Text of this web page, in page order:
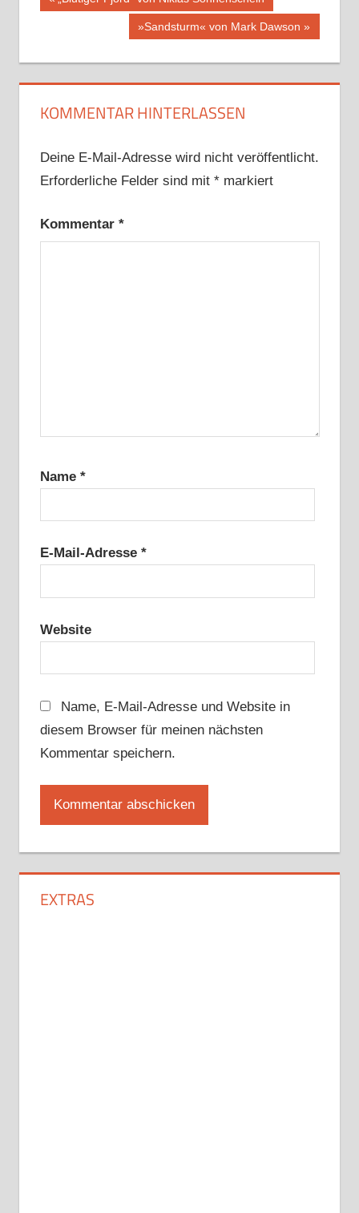
Nächster
»Sandsturm« von Mark Dawson
KOMMENTAR HINTERLASSEN
Deine E-Mail-Adresse wird nicht veröffentlicht.
Erforderliche Felder sind mit *markiert
Kommentar *
Name *
E-Mail-Adresse *
Website
Name, E-Mail-Adresse und Website in
diesem Browser für meinen nächsten
Kommentar speichern.
EXTRAS